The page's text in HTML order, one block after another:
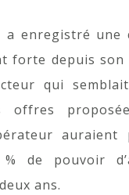
a enregistré une
forte depuis son
qui
offres
auraient
de pouvoir
ans.